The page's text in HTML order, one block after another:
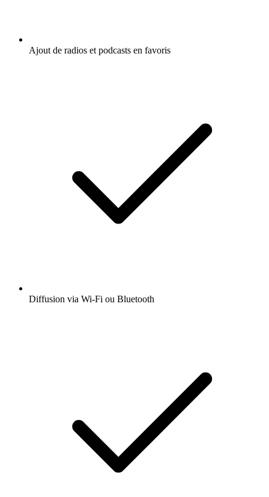
Ajout de radios et podcasts en favoris
Diffusion via Wi-Fi ou Bluetooth